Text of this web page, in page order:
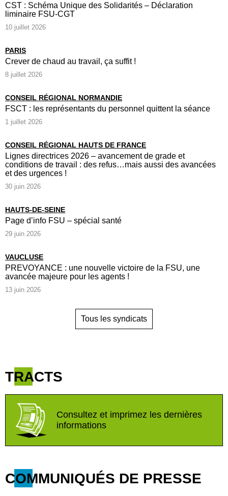
CST : Schéma Unique des Solidarités – Déclaration
liminaire FSU-CGT
10 juillet 2026
PARIS
Crever de chaud au travail, ça suffit !
8 juillet 2026
CONSEIL RÉGIONAL NORMANDIE
FSCT : les représentants du personnel quittent la séance
1 juillet 2026
CONSEIL RÉGIONAL HAUTS DE FRANCE
Lignes directrices 2026 – avancement de grade et
conditions de travail : des refus…mais aussi des avancées
et des urgences !
30 juin 2026
HAUTS-DE-SEINE
Page d’info FSU – spécial santé
29 juin 2026
VAUCLUSE
PREVOYANCE : une nouvelle victoire de la FSU, une
avancée majeure pour les agents !
13 juin 2026
Tous les syndicats
TRACTS
Consultez et imprimez les dernières
informations
COMMUNIQUÉS DE PRESSE